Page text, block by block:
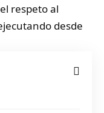
respeto al
desde